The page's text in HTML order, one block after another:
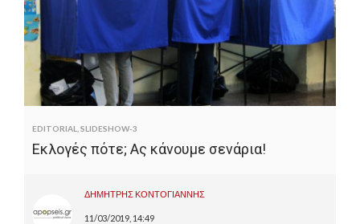
EDITORIAL SLIDESHOW-3
Εκλογές πότε; Ας κάνουμε σενάρια!
ΔΗΜΗΤΡΗΣ ΚΟΝΤΟΓΙΑΝΝΗΣ
11/03/2019, 14:49